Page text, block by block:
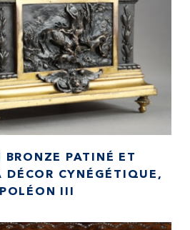
BRONZE PATINÉ ET
DÉCOR CYNÉGÉTIQUE,
III